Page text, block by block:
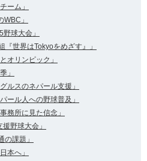
ーム」
」
球大会」
世界はTokyoをめざす』」
オリンピック」
」
ルスのネパール支援」
ール人への野球普及」
務所に見た信念」
野球大会」
課題」
本へ」